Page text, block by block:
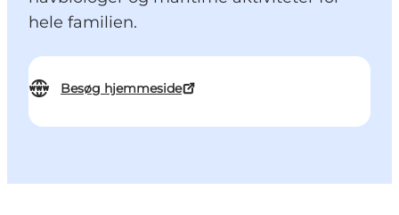
hele familien.
Besøg hjemmeside